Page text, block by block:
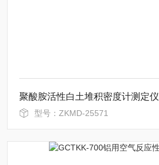
聚酸胺活性白土堆积密度计测定仪
型号：ZKMD-25571